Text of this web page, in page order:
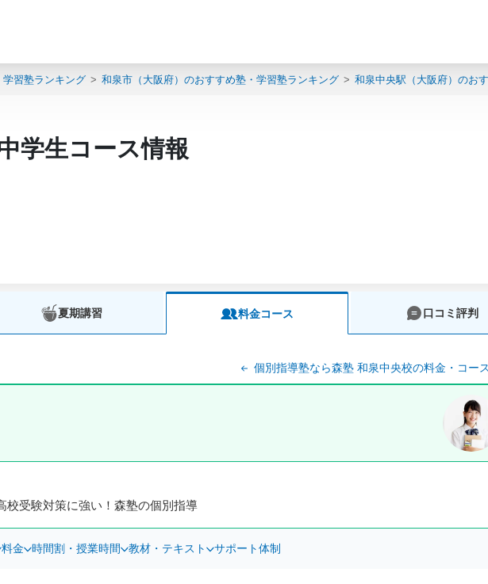
習塾ランキング 和泉市（大阪府）のおすすめ塾・学習塾ランキング 和泉中央駅（大阪府）のお
学生コース情報
夏期講習 料金コース 口コミ評判
個別指導塾なら森塾 和泉中央校の料金・コー
校受験対策に強い！森塾の個別指導
料金 時間割・授業時間 教材・テキスト サポート体制